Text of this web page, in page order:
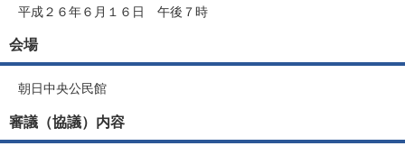
平成２６年６月１６日 午後７時
会場
朝日中央公民館
審議（協議）内容